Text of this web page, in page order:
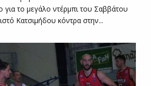
το μεγάλο ντέρμπι του Σαββάτου
Κατσιμήδου κόντρα στην...